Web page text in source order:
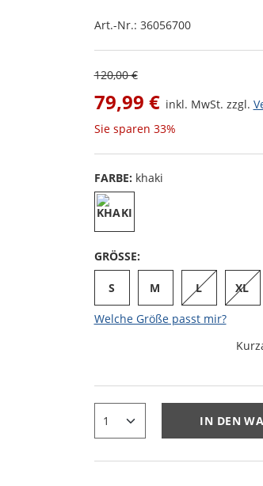
Art.-Nr.: 36056700
120,00 €
79,99 € inkl. MwSt. zzgl.
Sie sparen 33%
FARBE: khaki
GRÖSSE:
S M L XL
Welche Größe passt mir?
IN DEN